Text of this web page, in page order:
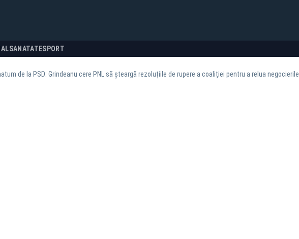
SANATATESPORT
de la PSD: Grindeanu cere PNL să șteargă rezoluțiile de rupere a coaliției pentru a relua negocierile